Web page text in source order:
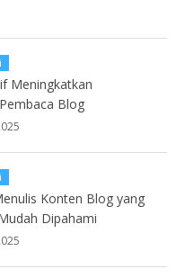
Meningkatkan
Blog
Konten Blog yang
Dipahami